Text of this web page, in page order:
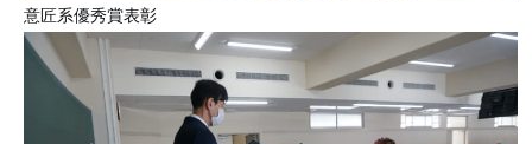
意匠系優秀賞表彰